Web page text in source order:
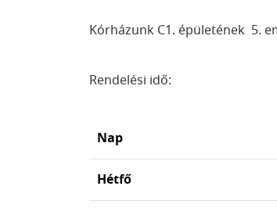
Kórházunk C1. épületének 5.
Rendelési idő:
Nap
Hétfő